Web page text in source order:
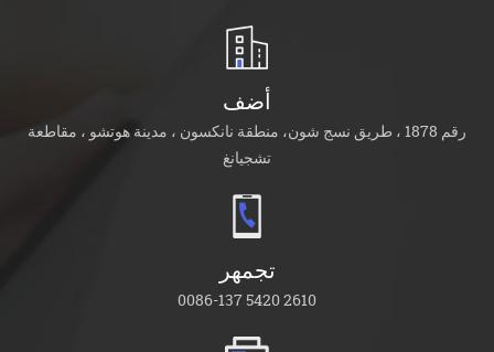
أضف
رقم 1878 ، طريق نسج شون، منطقة نانكسون ، مدينة هوتشو ، مقاطعة
تشجيانغ
تجمهر
0086-137 5420 2610